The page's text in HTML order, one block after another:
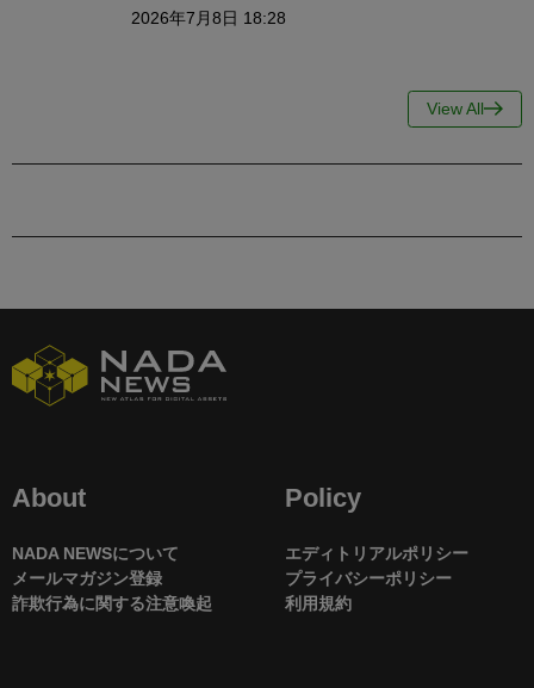
2026年7月8日 18:28
View All
About
NADA NEWSについて
メールマガジン登録
詐欺行為に関する注意喚起
Policy
エディトリアルポリシー
プライバシーポリシー
利用規約